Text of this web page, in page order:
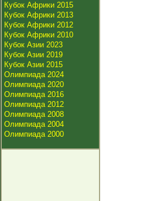
Кубок Африки 2015
Кубок Африки 2013
Кубок Африки 2012
Кубок Африки 2010
Кубок Азии 2023
Кубок Азии 2019
Кубок Азии 2015
Олимпиада 2024
Олимпиада 2020
Олимпиада 2016
Олимпиада 2012
Олимпиада 2008
Олимпиада 2004
Олимпиада 2000